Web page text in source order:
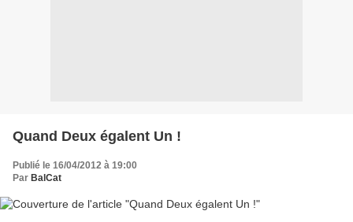
Quand Deux égalent Un !
Publié le 16/04/2012 à 19:00
Par BalCat